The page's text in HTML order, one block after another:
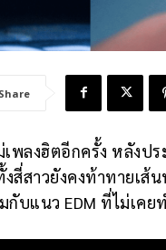
Share
พลงฮิตอีกครั้ง หลังป
สี่สาวยังคงท้าทายเ
กับแนว EDM ที่ไม่เคย